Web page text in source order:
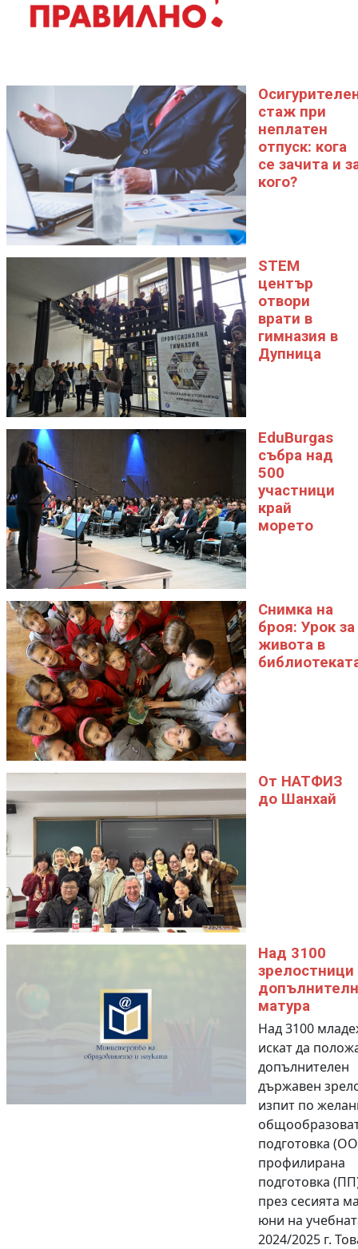
стаж при
неплатен
отпуск: кога
се зачита и
кого?
STEM
център
отвори
врати в
гимназия в
Дупница
EduBurgas
събра над
500
участници
край
морето
Снимка на
броя: Урок за
живота в
От НАТФИЗ
до Шанхай
Над 3100
зрелостници
матура
Над 3100
искат да
допълнителен
държавен
изпит по
подготовка
профилирана
подготовка
през сесията
юни на
2024/2025 г.